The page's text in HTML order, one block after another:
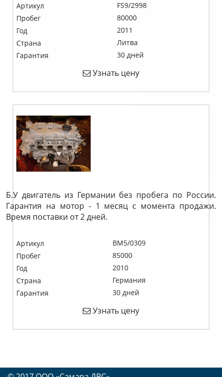
Артикул
FS9/2998
Пробег
80000
Год
2011
Страна
Литва
Гарантия
30 дней
Узнать цену
Б.У двигатель из Германии без пробега по России.
Гарантия на мотор - 1 месяц с момента продажи.
Время поставки от 2 дней.
Артикул
BM5/0309
Пробег
85000
Год
2010
Страна
Германия
Гарантия
30 дней
Узнать цену